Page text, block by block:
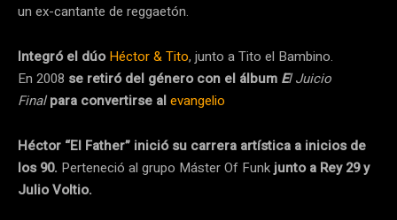
un ex-cantante de reggaetón.
Integró el dúoHéctor & Tito, junto a Tito el Bambino.
En 2008 se retiró del género con el álbum El Juicio
Finalpara convertirse alevangelio
Héctor “El Father” inició su carrera artística a inicios de
los 90. Perteneció al grupo Máster Of Funk junto a Rey 29 y
Julio Voltio.